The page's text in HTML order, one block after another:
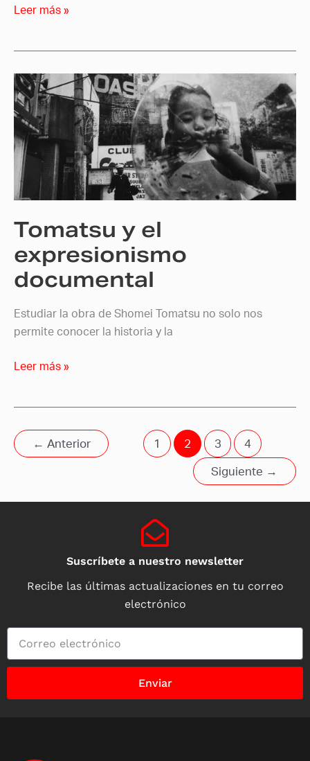
Leer más »
Tomatsu y el
expresionismo
documental
Estudiar la obra de Shomei Tomatsu no solo nos
permite conocer la historia y la
Tomatsu
y
el
expresionismo
documental
Leer más »
← Anterior 1 2 3 4
Siguiente →
Suscríbete a nuestro newsletter
Recibe las últimas actualizaciones en tu correo
electrónico
Enviar